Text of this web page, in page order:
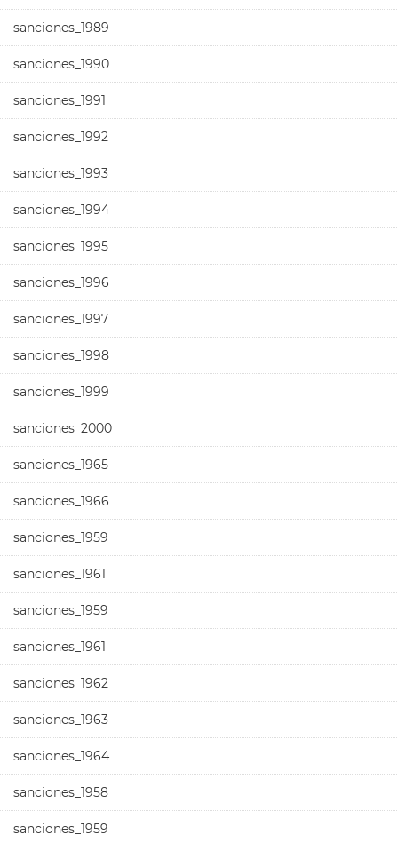
sanciones_1989
sanciones_1990
sanciones_1991
sanciones_1992
sanciones_1993
sanciones_1994
sanciones_1995
sanciones_1996
sanciones_1997
sanciones_1998
sanciones_1999
sanciones_2000
sanciones_1965
sanciones_1966
sanciones_1959
sanciones_1961
sanciones_1959
sanciones_1961
sanciones_1962
sanciones_1963
sanciones_1964
sanciones_1958
sanciones_1959